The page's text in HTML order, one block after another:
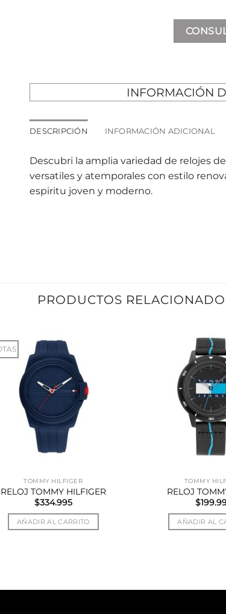
INFORMACIÓN
DESCRIPCIÓN INFORMACIÓN ADICIONAL
Descubri la amplia variedad de relojes
versatiles y atemporales con estilo
espiritu joven y moderno.
PRODUCTOS
TOMMY HILFIGER
RELOJ TOMMY HILFIGER
$334.995
AÑADIR AL CARRITO
TOMMY
RELOJ
$
AÑADIR AL